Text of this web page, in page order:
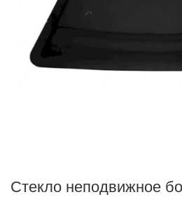
Стекло неподвижное